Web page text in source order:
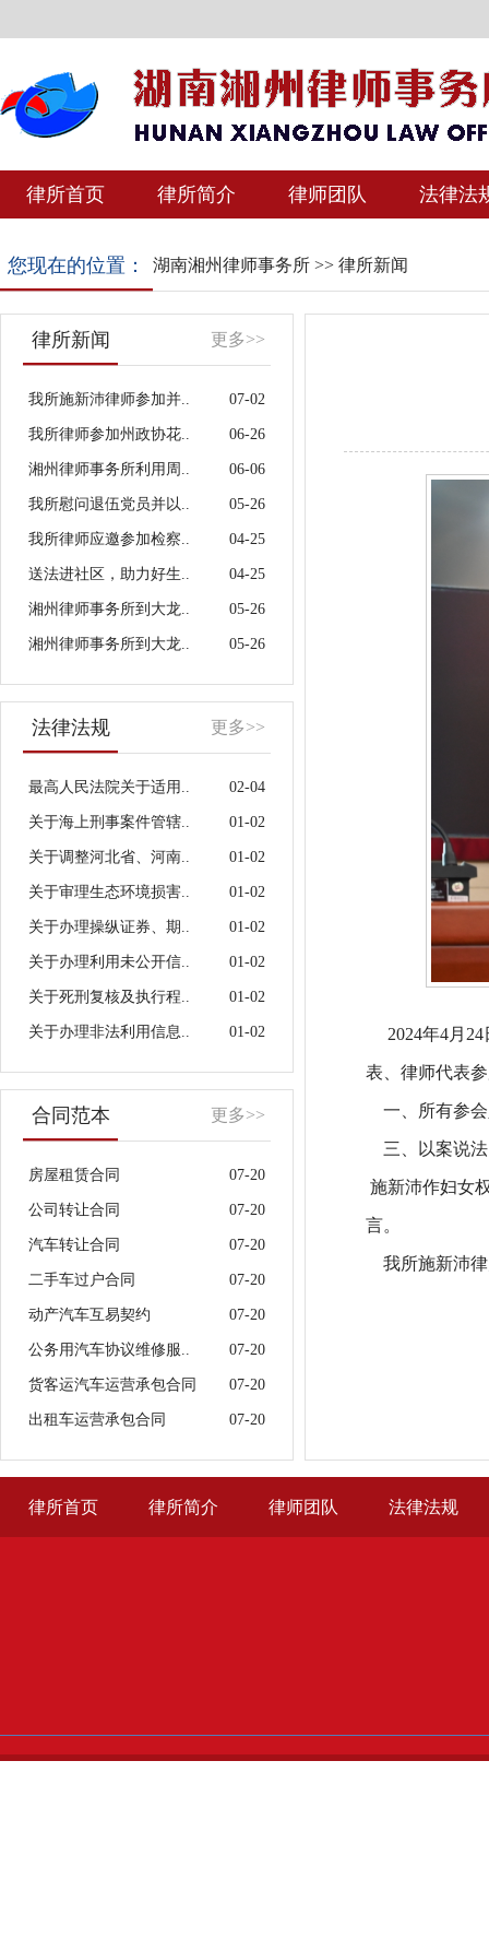
律所首页 律所简介 律师团队 法律法
您现在的位置： 湖南湘州律师事务所 >> 律所新闻
律所新闻 更多>>
我所施新沛律师参加并.. 07-02
我所律师参加州政协花.. 06-26
湘州律师事务所利用周.. 06-06
我所慰问退伍党员并以.. 05-26
我所律师应邀参加检察.. 04-25
送法进社区，助力好生.. 04-25
湘州律师事务所到大龙.. 05-26
湘州律师事务所到大龙.. 05-26
法律法规 更多>>
最高人民法院关于适用.. 02-04
关于海上刑事案件管辖.. 01-02
关于调整河北省、河南.. 01-02
关于审理生态环境损害.. 01-02
关于办理操纵证券、期.. 01-02
关于办理利用未公开信.. 01-02
关于死刑复核及执行程.. 01-02
关于办理非法利用信息.. 01-02
合同范本 更多>>
房屋租赁合同 07-20
公司转让合同 07-20
汽车转让合同 07-20
二手车过户合同 07-20
动产汽车互易契约 07-20
公务用汽车协议维修服.. 07-20
货客运汽车运营承包合同 07-20
出租车运营承包合同 07-20
2024年4月24
表、律师代表
一、所有参会
三、以案说
施新沛作妇女
言。
我所施新沛律
律所首页 律所简介 律师团队 法律法规